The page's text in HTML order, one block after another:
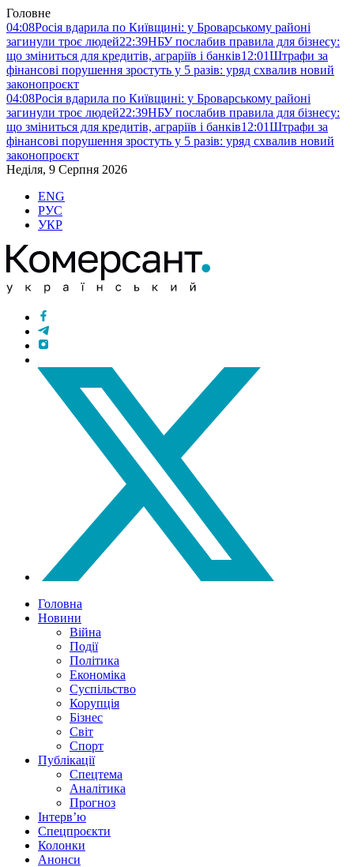
Головне
04:08Росія вдарила по Київщині: у Броварському районі
загинули троє людей22:39НБУ послабив правила для бізнесу:
що зміниться для кредитів, аграріїв і банків12:01Штрафи за
фінансові порушення зростуть у 5 разів: уряд схвалив новий
законопроєкт
04:08Росія вдарила по Київщині: у Броварському районі
загинули троє людей22:39НБУ послабив правила для бізнесу:
що зміниться для кредитів, аграріїв і банків12:01Штрафи за
фінансові порушення зростуть у 5 разів: уряд схвалив новий
законопроєкт
Неділя, 9 Серпня 2026
ENG
РУС
УКР
Головна
Новини
Війна
Події
Політика
Економіка
Суспільство
Корупція
Бізнес
Світ
Спорт
Публікації
Спецтема
Аналітика
Прогноз
Інтерв’ю
Спецпроєкти
Колонки
Анонси